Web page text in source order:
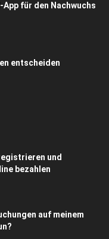
App für den Nachwuchs
entscheiden
und
bezahlen
auf meinem